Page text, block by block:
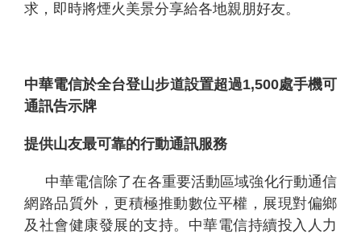
個
科
求，即時將煙火美景分享給各地親朋好友。
中華電信於全台登山步道設置超過1,500處手機可
通訊告示牌
提供山友最可靠的行動通訊服務
中華電信除了在各重要活動區域強化行動通信
網路品質外，更積極推動數位平權，展現對偏鄉
及社會健康發展的支持。中華電信持續投入人力